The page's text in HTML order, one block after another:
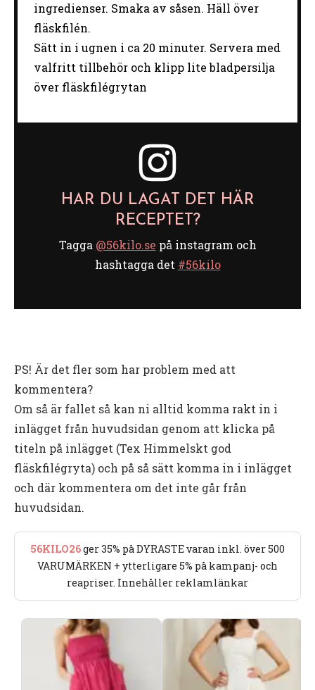
ingredienser. Smaka av såsen. Häll över
fläskfilén.
Sätt in i ugnen i ca 20 minuter. Servera med
valfritt tillbehör och klipp lite bladpersilja
över fläskfilégrytan
HAR DU LAGAT DET HÄR
RECEPTET?
Tagga @56kilo.se på instagram och
hashtagga det #56kilo
PS! Är det fler som har problem med att
kommentera?
Om så är fallet så kan ni alltid komma rakt in i
inlägget från huvudsidan genom att klicka på
titeln på inlägget (Tex Himmelskt god
fläskfilégryta) och på så sätt komma in i inlägget
och där kommentera om det inte går från
huvudsidan.
56KILO26ger 35% på DYRASTE varan inkl. över 500
VARUMÄRKEN + ytterligare 5% på kampanj- och
reapriser. Innehåller reklamlänkar